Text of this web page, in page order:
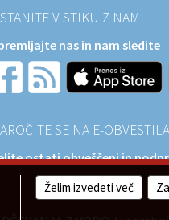
V STIKU Z NAMI
nas in nam sledite
SE NA E-OBVESTILA
ostati obveščeni in
razvoj?
Želim izvedeti več